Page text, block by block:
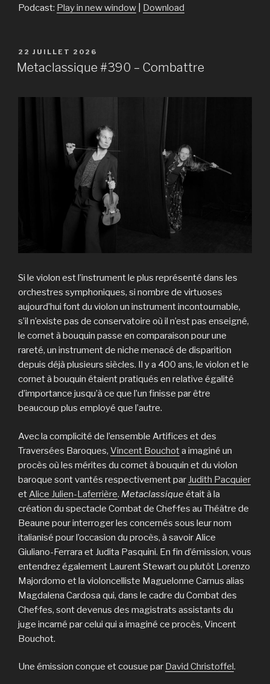
Podcast: Play in new window Download
PUBLIÉ
LE
22 JUILLET 2026
Metaclassique #390 – Combattre
Si le violon est l’instrument le plus représenté dans les
orchestres symphoniques, si nombre de virtuoses
aujourd’hui font du violon un instrument incontournable,
s’il n’existe pas de conservatoire où il n’est pas enseigné,
le cornet à bouquin passe en comparaison pour une
rareté, un instrument de niche menacé de disparition
depuis déjà plusieurs siècles. Il y a 400 ans, le violon et le
cornet à bouquin étaient pratiqués en relative égalité
d’importance jusqu’à ce que l’un finisse par être
beaucoup plus employé que l’autre.
Avec la complicité de l’ensemble Artifices et des
Traversées Baroques, Vincent Bouchota imaginé un
procès où les mérites du cornet à bouquin et du violon
baroque sont vantés respectivement par Judith Pacquier
etAlice Julien-Laferrière. Metaclassique était à la
création du spectacle Combat de Chef·fes au Théâtre de
Beaune pour interroger les concernés sous leur nom
italianisé pour l’occasion du procès, à savoir Alice
Giuliano-Ferrara et Judita Pasquini. En fin d’émission, vous
entendrez également Laurent Stewart ou plutôt Lorenzo
Majordomo et la violoncelliste Maguelonne Carnus alias
Magdalena Cardosa qui, dans le cadre du Combat des
Chef·fes, sont devenus des magistrats assistants du
juge incarné par celui qui a imaginé ce procès, Vincent
Bouchot.
Une émission conçue et cousue par David Christoffel.